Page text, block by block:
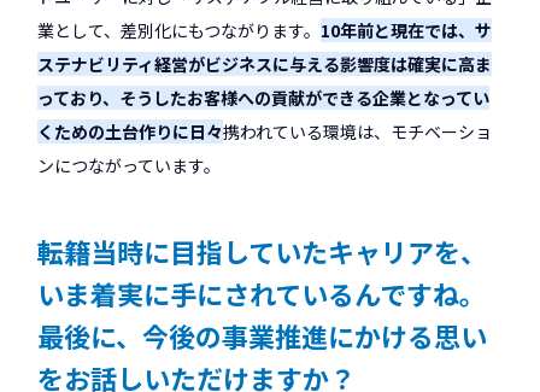
業として、差別化にもつながります。 10年前と現在では、サ
ステナビリティ経営がビジネスに与える影響度は確実に高ま
っており、そうしたお客様への貢献ができる企業となってい
くための土台作りに日々携われている環境は、モチベーショ
ンにつながっています。
――転籍当時に目指していたキャリアを、
いま着実に手にされているんですね。
最後に、今後の事業推進にかける思い
をお話しいただけますか？